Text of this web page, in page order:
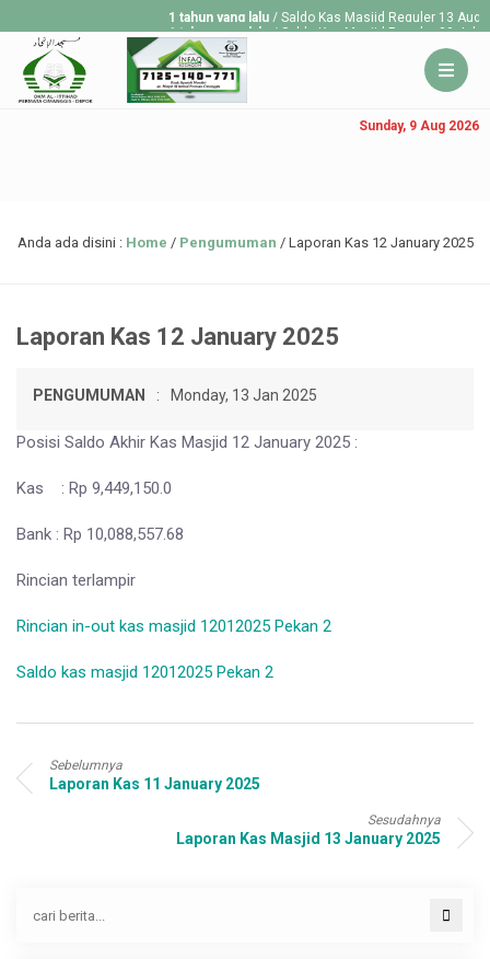
1 tahun yang lalu / Saldo Kas Masjid Reguler 13 Aug
1 tahun yang lalu/ Saldo Kas Masjid Reguler 30 July
1 tahun yang lalu
/ Saldo Kas Masjid Reguler 23 July
Sunday, 9 Aug 2026
Anda ada disini : Home / Pengumuman / Laporan Kas 12 January 2025
Laporan Kas 12 January 2025
PENGUMUMAN : Monday, 13 Jan 2025
Posisi Saldo Akhir Kas Masjid 12 January 2025 :
Kas : Rp 9,449,150.0
Bank : Rp 10,088,557.68
Rincian terlampir
Rincian in-out kas masjid 12012025 Pekan 2
Saldo kas masjid 12012025 Pekan 2
Sebelumnya
Laporan Kas 11 January 2025
Sesudahnya
Laporan Kas Masjid 13 January 2025